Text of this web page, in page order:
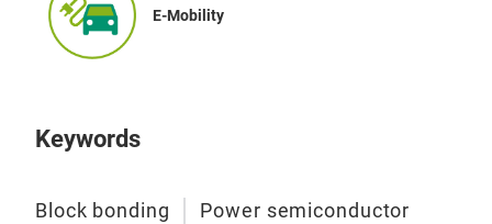
E-Mobility
Keywords
Block bonding
Power semiconductor